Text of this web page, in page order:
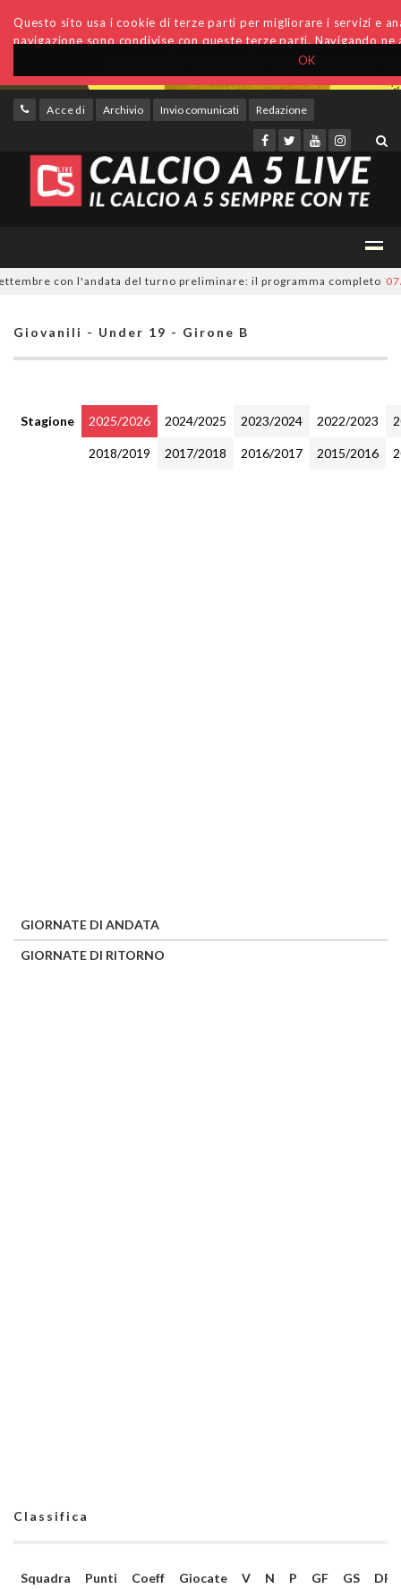
OK
Questo sito usa i cookie di terze parti per migliorare i servizi e
navigazione sono condivise con queste terze parti. Navigando
Accedi Archivio Invio comunicati Redazione
con l'andata del turno preliminare: il programma completo 07/
Giovanili - Under 19 - Girone B
Stagione 2025/2026 2024/2025 2023/2024 2022/2023
2018/2019 2017/2018 2016/2017 2015/2016
GIORNATE DI ANDATA
GIORNATE DI RITORNO
Classifica
Squadra Punti Coeff Giocate V N P GF GS DR